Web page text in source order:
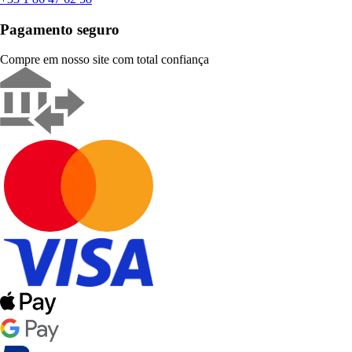
Pagamento seguro
Compre em nosso site com total confiança